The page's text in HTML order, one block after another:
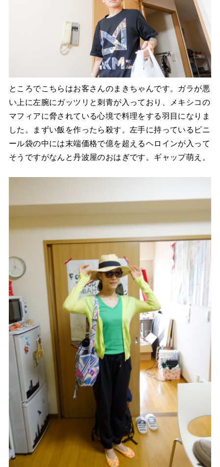
ところでこちらはお客さんのまきちゃんです。ガラが悪
い上に左腕にガッツリと刺青が入っており、メキシコの
マフィアに脅されている心境で料理をする羽目になりま
した。まずい飯を作ったら殺す。左手に持っているビニ
ール袋の中には末端価格で億を超えるヘロインが入って
そうですがなんと丹波屋のおはぎです。ギャップ萌え。